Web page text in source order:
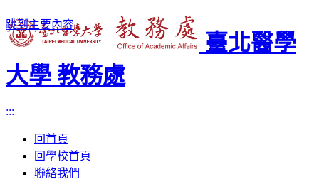
跳到主要內容
臺北醫學
大學 教務處
:::
回首頁
回學校首頁
聯絡我們